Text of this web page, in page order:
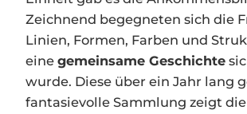
Zeichnend begegneten sich die
Linien, Formen, Farben und
eine gemeinsame Geschichte
wurde. Diese über ein Jahr lang
fantasievolle Sammlung zeigt die